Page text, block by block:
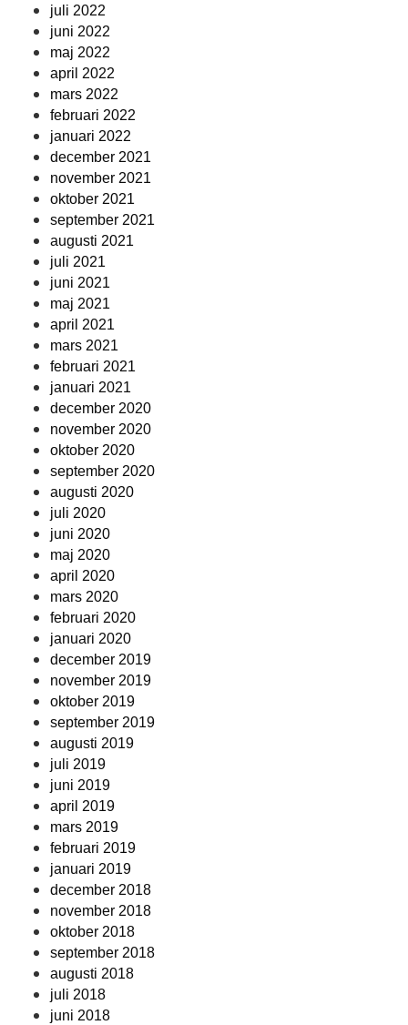
juli 2022
juni 2022
maj 2022
april 2022
mars 2022
februari 2022
januari 2022
december 2021
november 2021
oktober 2021
september 2021
augusti 2021
juli 2021
juni 2021
maj 2021
april 2021
mars 2021
februari 2021
januari 2021
december 2020
november 2020
oktober 2020
september 2020
augusti 2020
juli 2020
juni 2020
maj 2020
april 2020
mars 2020
februari 2020
januari 2020
december 2019
november 2019
oktober 2019
september 2019
augusti 2019
juli 2019
juni 2019
april 2019
mars 2019
februari 2019
januari 2019
december 2018
november 2018
oktober 2018
september 2018
augusti 2018
juli 2018
juni 2018